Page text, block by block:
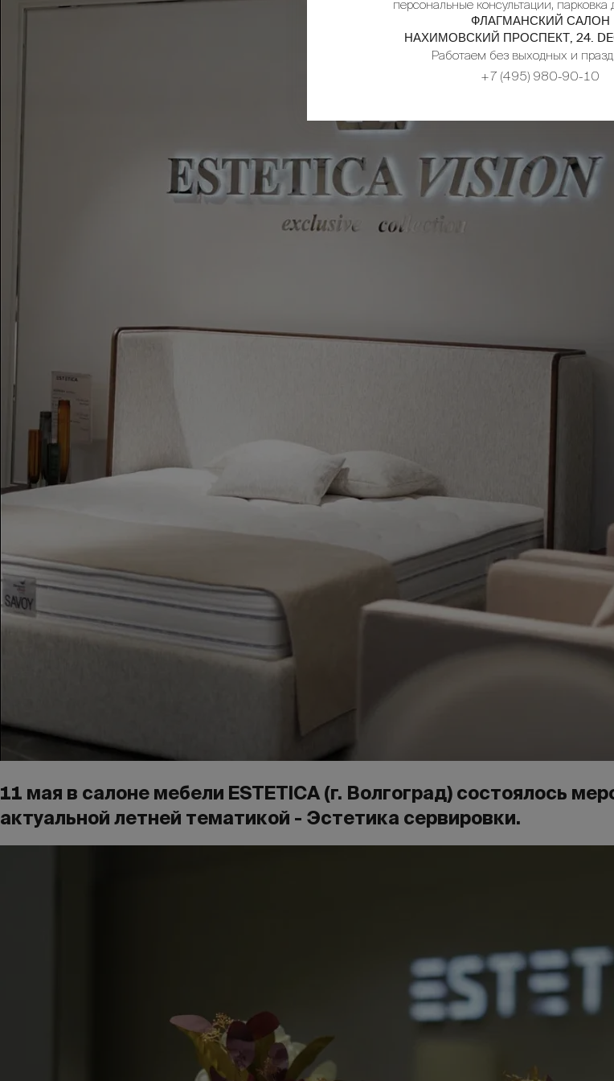
11 мая в салоне мебели ESTETICA (г. Волгоград) состоялось
актуальной летней тематикой - Эстетика сервировки.
персональные консультации, парковка
ФЛАГМАНСКИЙ САЛОН
НАХИМОВСКИЙ ПРОСПЕКТ, 24.
Работаем без выходных и
+7 (495) 980-90-10